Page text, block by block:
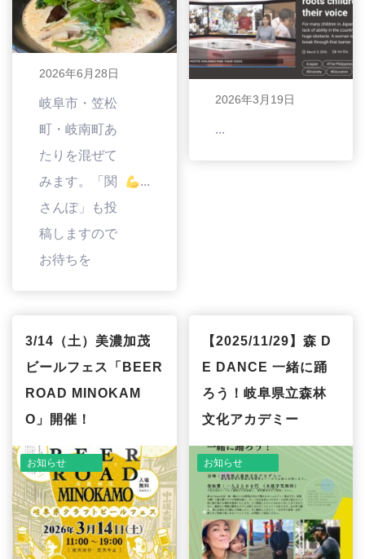
2026年6月28日
岐阜市・笠松
町・岐南町あ
たりを混ぜて
みます。「関
さんぽ」も投
稿しますので
お待ちを
...
2026年3月19日
...
3/14（土）美濃加茂
ビールフェス「BEER
ROAD MINOKAM
O」開催！
お知らせ
【2025/11/29】森 D
E DANCE 一緒に踊
ろう！岐阜県立森林
文化アカデミー
お知らせ